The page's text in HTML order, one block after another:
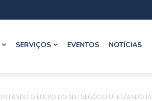
SERVIÇOS EVENTOS NOTÍCIAS
O LUCRO DO SEU NEGÓCIO UTILIZANDO